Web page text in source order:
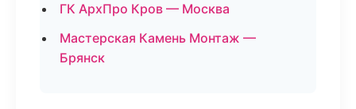
ГК АрхПро Кров — Москва
Мастерская Камень Монтаж —
Брянск